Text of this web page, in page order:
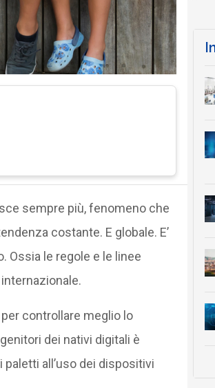
sempre più, fenomeno che
costante. E globale. E’
Ossia le regole e le linee
per controllare meglio lo
dei nativi digitali è
all’uso dei dispositivi